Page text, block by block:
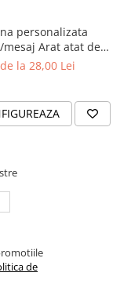
personalizata
Arat atat de
bine
de la 28,00 Lei
de